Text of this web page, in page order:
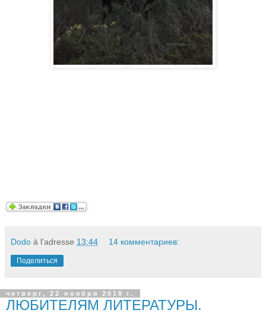
Dodo à l'adresse 13:44 14 комментариев:
Поделиться
четверг, 22 ноября 2018 г.
ЛЮБИТЕЛЯМ ЛИТЕРАТУРЫ.